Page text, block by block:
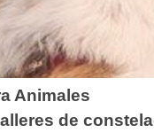
Animales
de